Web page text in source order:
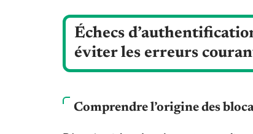
Échecs
éviter les erreurs
Comprendre l’origine des